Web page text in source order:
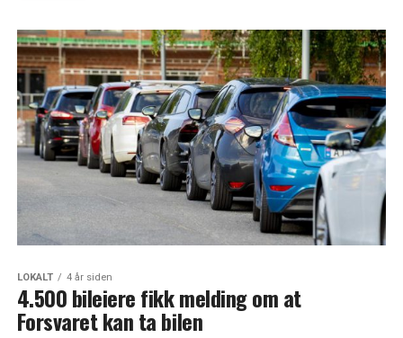
LOKALT 4 år siden
4.500 bileiere fikk melding om at
Forsvaret kan ta bilen